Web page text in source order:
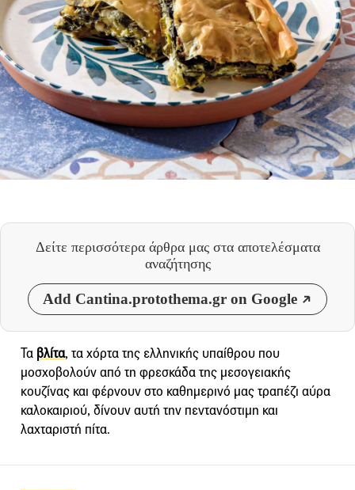
Δείτε περισσότερα άρθρα μας στα αποτελέσματα
αναζήτησης
Add Cantina.protothema.gr on Google
Τα βλίτα, τα χόρτα της ελληνικής υπαίθρου που
μοσχοβολούν από τη φρεσκάδα της μεσογειακής
κουζίνας και φέρνουν στο καθημερινό μας τραπέζι αύρα
καλοκαιριού, δίνουν αυτή την πεντανόστιμη και
λαχταριστή πίτα.